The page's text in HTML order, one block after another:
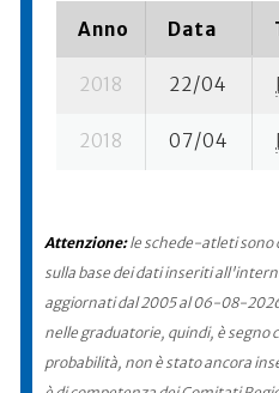
Anno Data
2018 22/04
2018 07/04
Attenzione:le schede-atleti sono
sulla base dei dati inseriti
aggiornati dal 2005 al 06-08-
nelle graduatorie, quindi, è segno
probabilità, non è stato ancora